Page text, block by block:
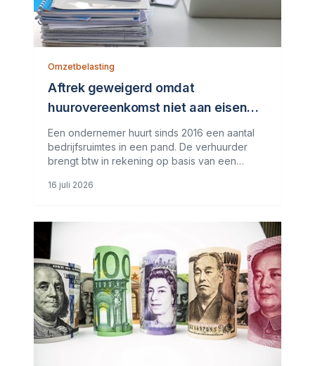
Omzetbelasting
Aftrek geweigerd omdat
huurovereenkomst niet aan eisen
voldoet
Een ondernemer huurt sinds 2016 een aantal
bedrijfsruimtes in een pand. De verhuurder
brengt btw in rekening op basis van een
begint de ondernemer delen van het pand
16 juli 2026